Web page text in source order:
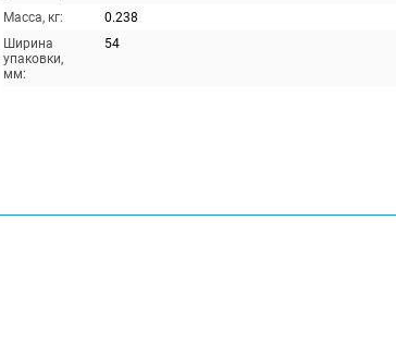
Масса, кг:
0.238
Ширина
упаковки,
мм:
54